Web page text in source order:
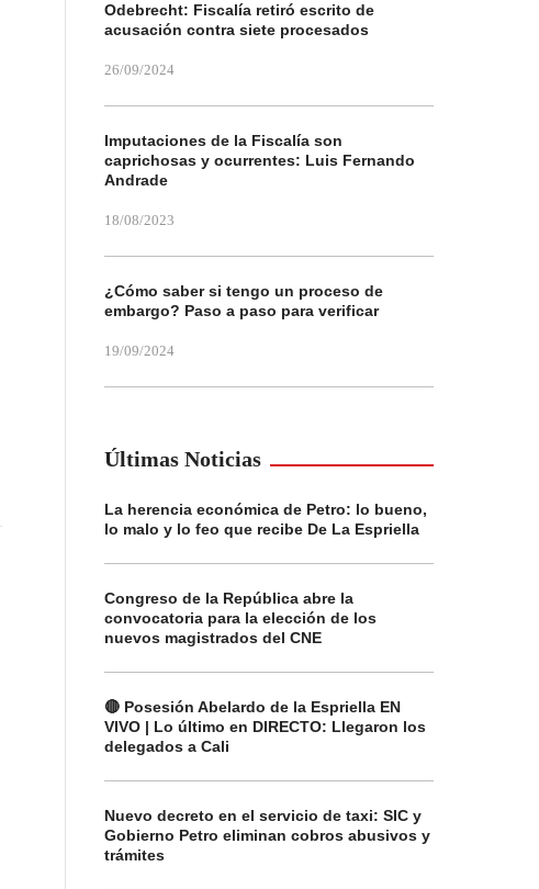
Odebrecht: Fiscalía retiró escrito de
acusación contra siete procesados
26/09/2024
Imputaciones de la Fiscalía son
caprichosas y ocurrentes: Luis Fernando
Andrade
18/08/2023
¿Cómo saber si tengo un proceso de
embargo? Paso a paso para verificar
19/09/2024
Últimas Noticias
La herencia económica de Petro: lo bueno,
lo malo y lo feo que recibe De La Espriella
Congreso de la República abre la
convocatoria para la elección de los
nuevos magistrados del CNE
🔴 Posesión Abelardo de la Espriella EN
VIVO | Lo último en DIRECTO: Llegaron los
delegados a Cali
Nuevo decreto en el servicio de taxi: SIC y
Gobierno Petro eliminan cobros abusivos y
trámites